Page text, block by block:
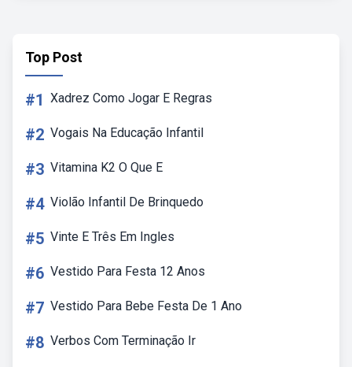
Top Post
#1 Xadrez Como Jogar E Regras
#2 Vogais Na Educação Infantil
#3 Vitamina K2 O Que E
#4 Violão Infantil De Brinquedo
#5 Vinte E Três Em Ingles
#6 Vestido Para Festa 12 Anos
#7 Vestido Para Bebe Festa De 1 Ano
#8 Verbos Com Terminação Ir